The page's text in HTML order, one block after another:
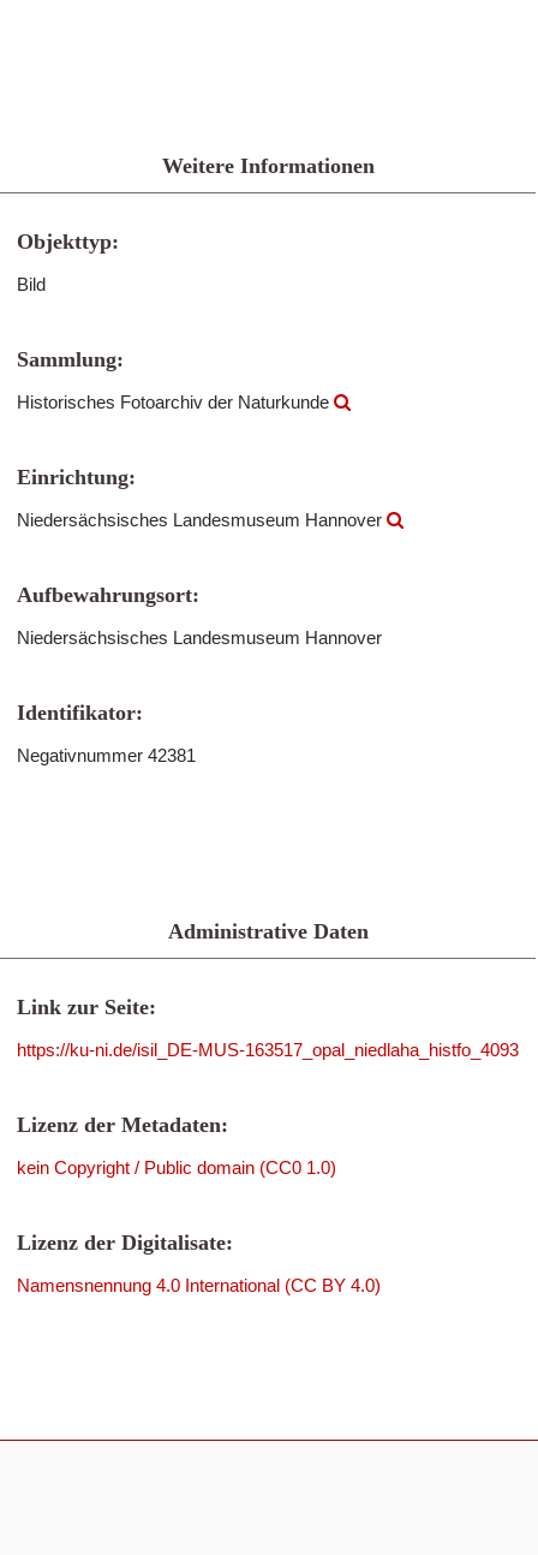
Weitere Informationen
Objekttyp:
Bild
Sammlung:
Historisches Fotoarchiv der Naturkunde
Einrichtung:
Niedersächsisches Landesmuseum Hannover
Aufbewahrungsort:
Niedersächsisches Landesmuseum Hannover
Identifikator:
Negativnummer 42381
Administrative Daten
Link zur Seite:
https://ku-ni.de/isil_DE-MUS-163517_opal_niedlaha_histfo_4093
Lizenz der Metadaten:
kein Copyright / Public domain (CC0 1.0)
Lizenz der Digitalisate:
Namensnennung 4.0 International (CC BY 4.0)